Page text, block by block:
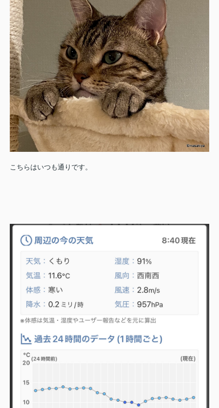
こちらはいつも通りです。